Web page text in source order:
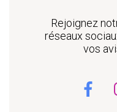
Rejoignez
réseaux
vos